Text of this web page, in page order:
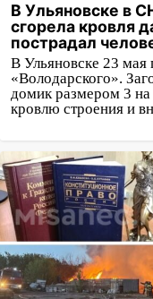
В Ульяновске в
сгорела кровля
пострадал
В Ульяновске 23
«Володарского».
домик размером 3
кровлю строения и